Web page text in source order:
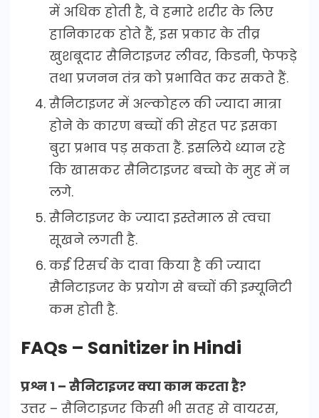
में अधिक होती है, वे हमारे शरीर के लिए
हानिकारक होते हैं, इस प्रकार के तीव्र
खुशबूदार सैनिटाइजर लीवर, किडनी, फेफड़े
तथा प्रजनन तंत्र को प्रभावित कर सकते हैं.
सैनिटाइजर में अल्कोहल की ज्यादा मात्रा
होने के कारण बच्चों की सेहत पर इसका
बुरा प्रभाव पड़ सकता हैं. इसलिये ध्यान रहे
कि खासकर सैनिटाइजर बच्चो के मुह में न
लगे.
सैनिटाइजर के ज्यादा इस्तेमाल से त्वचा
सूखने लगती है.
कई रिसर्च के दावा किया है की ज्यादा
सैनिटाइजर के प्रयोग से बच्चों की इम्यूनिटी
कम होती है.
FAQs – Sanitizer in Hindi
प्रश्न 1 – सैनिटाइजर क्या काम करता है?
उत्तर – सैनिटाइजर किसी भी सतह से वायरस,